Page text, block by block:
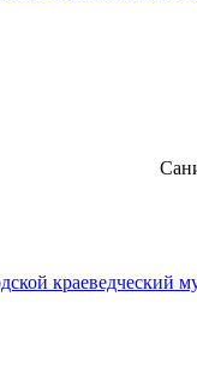
краеведческий